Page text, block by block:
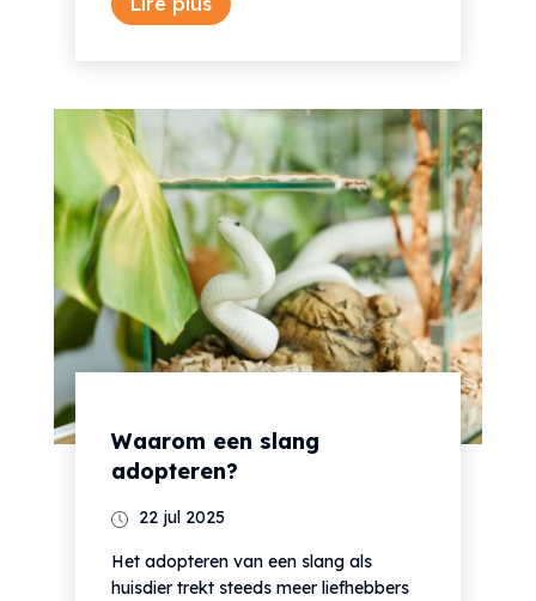
Waarom een slang
adopteren?
22 jul 2025
Het adopteren van een slang als
huisdier trekt steeds meer liefhebbers